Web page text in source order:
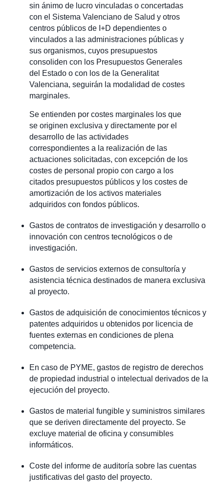
sin ánimo de lucro vinculadas o concertadas
con el Sistema Valenciano de Salud y otros
centros públicos de I+D dependientes o
vinculados a las administraciones públicas y
sus organismos, cuyos presupuestos
consoliden con los Presupuestos Generales
del Estado o con los de la Generalitat
Valenciana, seguirán la modalidad de costes
marginales.
Se entienden por costes marginales los que
se originen exclusiva y directamente por el
desarrollo de las actividades
correspondientes a la realización de las
actuaciones solicitadas, con excepción de los
costes de personal propio con cargo a los
citados presupuestos públicos y los costes de
amortización de los activos materiales
adquiridos con fondos públicos.
Gastos de contratos de investigación y desarrollo o
innovación con centros tecnológicos o de
investigación.
Gastos de servicios externos de consultoría y
asistencia técnica destinados de manera exclusiva
al proyecto.
Gastos de adquisición de conocimientos técnicos y
patentes adquiridos u obtenidos por licencia de
fuentes externas en condiciones de plena
competencia.
En caso de PYME, gastos de registro de derechos
de propiedad industrial o intelectual derivados de la
ejecución del proyecto.
Gastos de material fungible y suministros similares
que se deriven directamente del proyecto. Se
excluye material de oficina y consumibles
informáticos.
Coste del informe de auditoría sobre las cuentas
justificativas del gasto del proyecto.